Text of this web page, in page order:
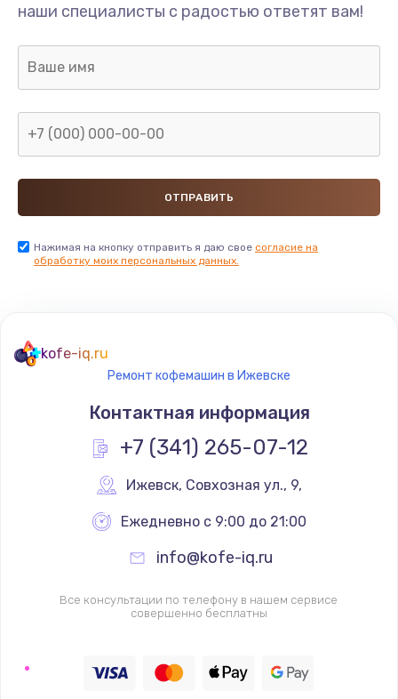
наши специалисты с радостью ответят вам!
Нажимая на кнопку отправить я даю свое согласие на
обработку моих персональных данных.
kofe-iq.ru
Ремонт кофемашин в Ижевске
Контактная информация
+7 (341) 265-07-12
Ижевск, Совхозная ул., 9,
Ежедневно с 9:00 до 21:00
info@kofe-iq.ru
Все консультации по телефону в нашем сервисе
совершенно бесплатны